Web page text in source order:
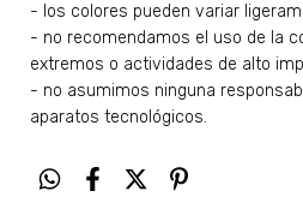
- los colores pueden variar
- no recomendamos el uso de la
extremos o actividades de alto
- no asumimos ninguna
aparatos tecnológicos.